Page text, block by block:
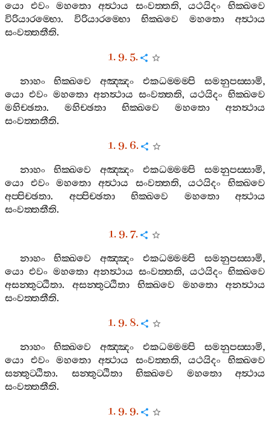
යො
එවං මහතො අත්‍ථාය සංවත‍්තති,යථයිදං
භික‍්ඛවෙ
විරියාරම‍්භො. විරියාරම‍්භො භික‍්ඛවෙ මහතො
අත්‍ථාය
සංවත‍්තතීති.
1. 9. 5.
නාහං භික‍්ඛවෙ අඤ‍්ඤං එකධම‍්මම‍්පි සමනුපස‍්සාමි,
යො එවං මහතො අනත්‍ථාය සංවත‍්තති, යථයිදං භික‍්ඛවෙ
මහිච‍්ඡතා. මහිච‍්ඡතා භික‍්ඛවෙ මහතො
අනත්‍ථාය
සංවත‍්තතීති.
1. 9. 6.
නාහං භික‍්ඛවෙ අඤ‍්ඤං එකධම‍්මම‍්පි සමනුපස‍්සාමි,
යො
එවං මහතො අත්‍ථාය සංවත‍්තති,යථයිදං
භික‍්ඛවෙ
අප‍්පිච‍්ඡතා. අප‍්පිච‍්ඡතා භික‍්ඛවෙ මහතො
අත්‍ථාය
සංවත‍්තතීති.
1. 9. 7.
නාහං භික‍්ඛවෙ අඤ‍්ඤං එකධම‍්මම‍්පි සමනුපස‍්සාමි,
යො එවං මහතො අනත්‍ථාය සංවත‍්තති, යථයිදං භික‍්ඛවෙ
අසන‍්තුට‍්ඨිතා. අසන‍්තුට‍්ඨිතා භික‍්ඛවෙ මහතො
අනත්‍ථාය
සංවත‍්තතීති.
1. 9. 8.
නාහං භික‍්ඛවෙ අඤ‍්ඤං එකධම‍්මම‍්පි සමනුපස‍්සාමි,
යො
එවං මහතො අත්‍ථාය සංවත‍්තති,යථයිදං
භික‍්ඛවෙ
සන‍්තුට‍්ඨිතා. සන‍්තුට‍්ඨිතා භික‍්ඛවෙ මහතො
අත්‍ථාය
සංවත‍්තතීති.
1. 9. 9.